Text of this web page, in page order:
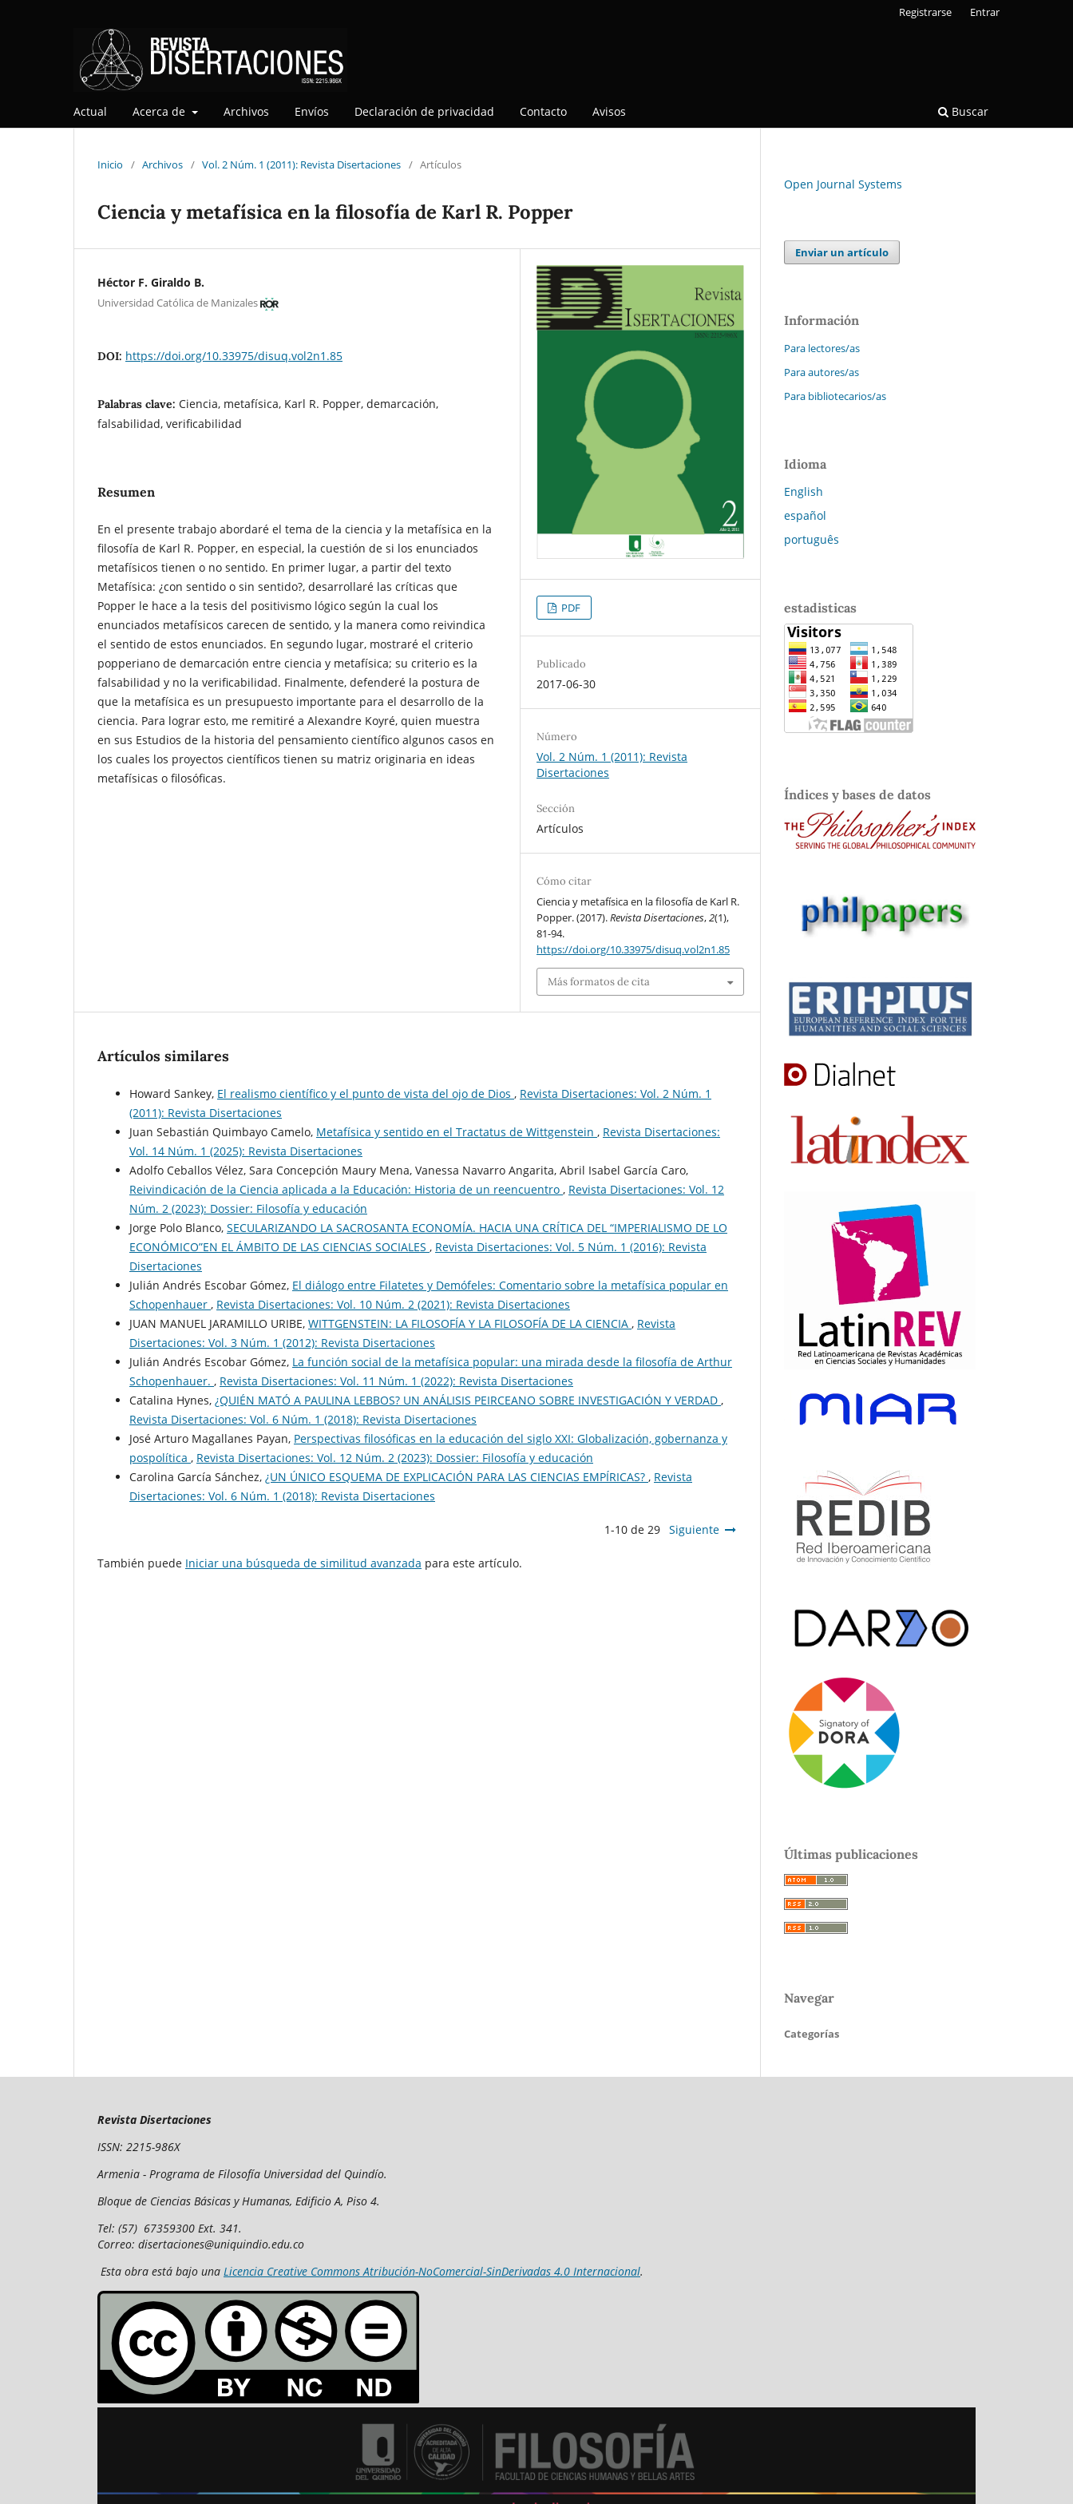
Actual Acerca de Archivos Envíos Declaración de privacidad Contacto Avisos Buscar
Registrarse Entrar
Inicio / Archivos / Vol. 2 Núm. 1 (2011): Revista Disertaciones / Artículos
Ciencia y metafísica en la filosofía de Karl R. Popper
Héctor F. Giraldo B.
Universidad Católica de Manizales
DOI: https://doi.org/10.33975/disuq.vol2n1.85
Palabras clave: Ciencia, metafísica, Karl R. Popper, demarcación,
falsabilidad, verificabilidad
Resumen
En el presente trabajo abordaré el tema de la ciencia y la metafísica en la
filosofía de Karl R. Popper, en especial, la cuestión de si los enunciados
metafísicos tienen o no sentido. En primer lugar, a partir del texto
Metafísica: ¿con sentido o sin sentido?, desarrollaré las críticas que
Popper le hace a la tesis del positivismo lógico según la cual los
enunciados metafísicos carecen de sentido, y la manera como reivindica
el sentido de estos enunciados. En segundo lugar, mostraré el criterio
popperiano de demarcación entre ciencia y metafísica; su criterio es la
falsabilidad y no la verificabilidad. Finalmente, defenderé la postura de
que la metafísica es un presupuesto importante para el desarrollo de la
ciencia. Para lograr esto, me remitiré a Alexandre Koyré, quien muestra
en sus Estudios de la historia del pensamiento científico algunos casos en
los cuales los proyectos científicos tienen su matriz originaria en ideas
metafísicas o filosóficas.
PDF
Publicado
2017-06-30
Número
Vol. 2 Núm. 1 (2011): Revista
Disertaciones
Sección
Artículos
Cómo citar
Ciencia y metafísica en la filosofía de Karl R.
Popper. (2017).Revista Disertaciones,2(1),
81-94.
https://doi.org/10.33975/disuq.vol2n1.85
Más formatos de cita
Artículos similares
Howard Sankey, El realismo científico y el punto de vista del ojo de Dios , Revista Disertaciones: Vol. 2 Núm. 1
(2011): Revista Disertaciones
Juan Sebastián Quimbayo Camelo, Metafísica y sentido en el Tractatus de Wittgenstein , Revista Disertaciones:
Vol. 14 Núm. 1 (2025): Revista Disertaciones
Adolfo Ceballos Vélez, Sara Concepción Maury Mena, Vanessa Navarro Angarita, Abril Isabel García Caro,
Reivindicación de la Ciencia aplicada a la Educación: Historia de un reencuentro , Revista Disertaciones: Vol. 12
Núm. 2 (2023): Dossier: Filosofía y educación
Jorge Polo Blanco, SECULARIZANDO LA SACROSANTA ECONOMÍA. HACIA UNA CRÍTICA DEL “IMPERIALISMO DE LO
ECONÓMICO”EN EL ÁMBITO DE LAS CIENCIAS SOCIALES , Revista Disertaciones: Vol. 5 Núm. 1 (2016): Revista
Disertaciones
Julián Andrés Escobar Gómez, El diálogo entre Filatetes y Demófeles: Comentario sobre la metafísica popular en
Schopenhauer , Revista Disertaciones: Vol. 10 Núm. 2 (2021): Revista Disertaciones
JUAN MANUEL JARAMILLO URIBE, WITTGENSTEIN: LA FILOSOFÍA Y LA FILOSOFÍA DE LA CIENCIA , Revista
Disertaciones: Vol. 3 Núm. 1 (2012): Revista Disertaciones
Julián Andrés Escobar Gómez, La función social de la metafísica popular: una mirada desde la filosofía de Arthur
Schopenhauer. , Revista Disertaciones: Vol. 11 Núm. 1 (2022): Revista Disertaciones
Catalina Hynes, ¿QUIÉN MATÓ A PAULINA LEBBOS? UN ANÁLISIS PEIRCEANO SOBRE INVESTIGACIÓN Y VERDAD ,
Revista Disertaciones: Vol. 6 Núm. 1 (2018): Revista Disertaciones
José Arturo Magallanes Payan, Perspectivas filosóficas en la educación del siglo XXI: Globalización, gobernanza y
pospolítica , Revista Disertaciones: Vol. 12 Núm. 2 (2023): Dossier: Filosofía y educación
Carolina García Sánchez, ¿UN ÚNICO ESQUEMA DE EXPLICACIÓN PARA LAS CIENCIAS EMPÍRICAS? , Revista
Disertaciones: Vol. 6 Núm. 1 (2018): Revista Disertaciones
1-10 de 29 Siguiente
También puede Iniciar una búsqueda de similitud avanzada para este artículo.
Open Journal Systems
Enviar un artículo
Información
Para lectores/as
Para autores/as
Para bibliotecarios/as
Idioma
English
español
português
estadisticas
Índices y bases de datos
Últimas publicaciones
Navegar
Categorías
Revista Disertaciones
ISSN: 2215-986X
Armenia - Programa de Filosofía Universidad del Quindío.
Bloque de Ciencias Básicas y Humanas, Edificio A, Piso 4.
Tel: (57) 67359300 Ext. 341.
Correo: disertaciones@uniquindio.edu.co
Esta obra está bajo una Licencia Creative Commons Atribución-NoComercial-SinDerivadas 4.0 Internacional.